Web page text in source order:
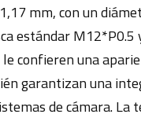
mm, con un
estándar M12*P0.5
confieren una
garantizan una
de cámara. La